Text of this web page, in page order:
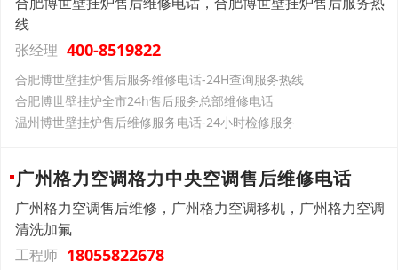
线
张经理 400-8519822
合肥博世壁挂炉售后服务维修电话-24H查询服务热线
合肥博世壁挂炉全市24h售后服务总部维修电话
温州博世壁挂炉售后维修服务电话-24小时检修服务
广州格力空调格力中央空调售后维修电话
广州格力空调售后维修，广州格力空调移机，广州格力空调
清洗加氟
工程师 18055822678